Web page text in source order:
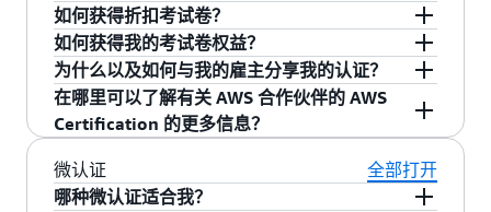
吗？ 获取有关如何注册参加 AWS 合作伙伴考试的
分步指南。
员会说英语、日语或西班牙语。2）以英语参加笔
试，并请求额外 30 分钟的 ESL 通融来完成考
试。了解详情 ›
作为获得 AWS Certification 的一项福利，AWS
Certification 提供数字徽章，以展示您的认证状
态。AWS Certification 数字徽章通过 Credly 平台
提供，可以从AWS Certification 账户的“数字徽
章”选项卡进行查看。
如何获得折扣考试卷？
作为全球认证挑战促销活动的一部分，AWS
Training and Certification 定期提供折扣考试
卷。注册接收 APN 新闻通讯并在您的通讯首选项
中选择“培训与认证”，以接收关于即将推出的计划
您的团队获得考试券
，这两个第三方网站都经过
授权，以便于您购买考试券。
如何获得我的考试卷权益？
再认证或升级时，额外考试可享受 50% 的折扣。
您可以从AWS Certification 账户的“权益”部分获
取此考试卷，并可用于再认证或将其应用于您希
为什么以及如何与我的雇主分享我的认证？
AWS Certification 不仅能促进您的职业发展
能使您在 AWS 合作伙伴网络（APN）中的雇主受
举手之劳，就能与雇主
在哪里可以了解有关 AWS 合作伙伴的 AWS
Certification 的更多信息？
微认证
全部打开
哪种微认证适合我？